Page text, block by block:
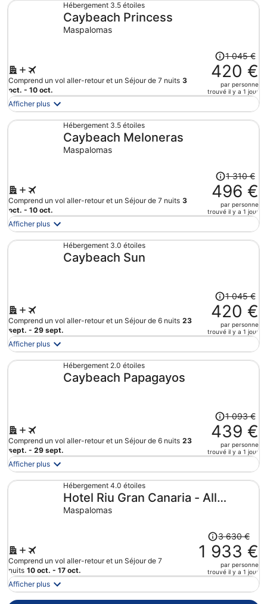
Hébergement 3.5 étoiles
Caybeach Princess
Maspalomas
Comprend un vol aller-retour et un Séjour de 7 nuits 3
oct. - 10 oct.
Le
prix
était
de
045 €.
de
420 €
par
personne.
1 045 €
420 €
par personne
trouvé il y a 1 jour
Afficher plus
Hébergement 3.5 étoiles
Caybeach Meloneras
Maspalomas
Comprend un vol aller-retour et un Séjour de 7 nuits 3
oct. - 10 oct.
Le
prix
était
de
310 €.
de
496 €
par
personne.
1 310 €
496 €
par personne
trouvé il y a 1 jour
Afficher plus
Hébergement 3.0 étoiles
Caybeach Sun
Comprend un vol aller-retour et un Séjour de 6 nuits 23
sept. - 29 sept.
Le
prix
était
de
045 €.
de
420 €
par
personne.
1 045 €
420 €
par personne
trouvé il y a 1 jour
Afficher plus
Hébergement 2.0 étoiles
Caybeach Papagayos
Comprend un vol aller-retour et un Séjour de 6 nuits 23
sept. - 29 sept.
Le
prix
était
de
093 €.
prix
de
439 €
par
personne.
1 093 €
439 €
par personne
trouvé il y a 1 jour
Afficher plus
Hébergement 4.0 étoiles
Hotel Riu Gran Canaria - All
Inclusive
Maspalomas
Comprend un vol aller-retour et un Séjour de 7
nuits 10 oct. - 17 oct.
Le
prix
était
de
630 €.
3 630 €
1 933 €
par personne
trouvé il y a 1 jour
Afficher plus